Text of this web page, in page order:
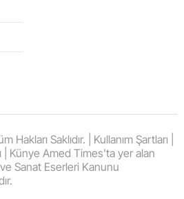
Saklıdır. | Kullanım Şartları |
| Künye Amed Times'ta yer alan
Sanat Eserleri Kanunu